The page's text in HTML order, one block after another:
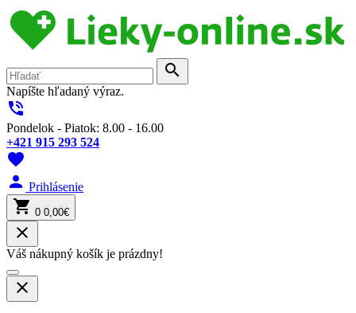
search
Napíšte hľadaný výraz.
phone_in_talk
Pondelok - Piatok: 8.00 - 16.00
+421 915 293 524
favorite
person Prihlásenie
shopping_cart 0 0,00€
close
Váš nákupný košík je prázdny!
close